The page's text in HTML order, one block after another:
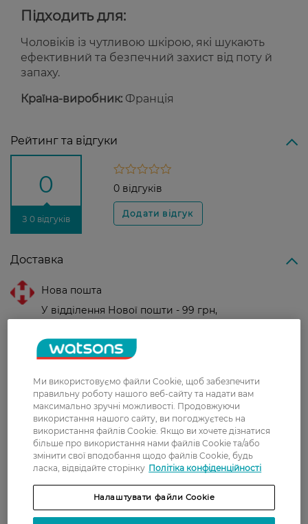
Підходить для:
Чоловіків із чутливою шкірою, які шукають
ефективний та безпечний захист від поту й
запаху.
Країна-виробник: Франція
Рейтинг та відгуки
0
З 0 відгуків
0 відгуків
Доставка
Нова пошта
У відділення Нової пошти - 99 грн,
Укрпошта
доставка від - 599 грн
Забрати сьогодні в магазині Watsons
Вартість доставки - 0 грн
Показати більше
Оплата
Ми використовуємо файли Cookie, щоб забезпечити
правильну роботу нашого веб-сайту та надати вам
максимально зручні можливості. Продовжуючи
використання нашого сайту, ви погоджуєтесь на
використання файлів Cookie. Якщо ви хочете дізнатися
більше про використання нами файлів Cookie та/або
змінити свої вподобання щодо файлів Cookie, будь
ласка, відвідайте сторінку Політіка конфіденційності
Налаштувати файли Cookie